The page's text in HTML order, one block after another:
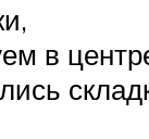
в